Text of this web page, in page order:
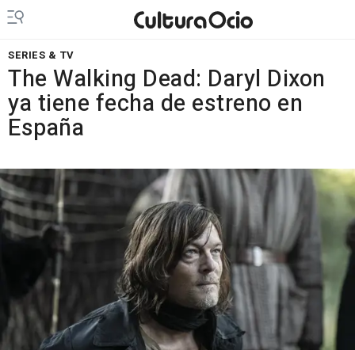
SERIES & TV
The Walking Dead: Daryl Dixon
ya tiene fecha de estreno en
España